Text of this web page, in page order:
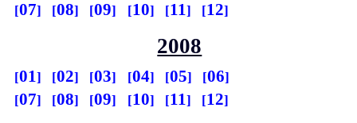
07
08 09 10 11 12
2008
01 02 03 04 05
06
07
08 09 10 11 12